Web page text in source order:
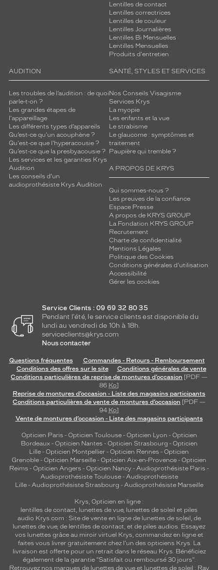
Lentilles de contact
Lentilles correctrices
Lentilles de couleur
Lentilles Journalières
Lentilles Bi Mensuelles
Lentilles Mensuelles
Produits d'entretien
AUDITION
Les troubles de l’audition : de quoi
parle-t-on ?
Les grandes étapes de
l'appareillage
Les différents types d’appareils
Qu’est-ce qu'un acouphène ?
Qu'est-ce que l'hyperacousie ?
Qu’est-ce que la presbyacousie ?
Les services et les garanties Krys
Audition
Les conseils d'un
audioprothésiste Krys Audition
SANTÉ, STYLES ET SERVICES
Nos Conseils Visagisme
Services Krys
La myopie
Les enfants et la vue
Le strabisme
Le glaucome : symptômes et
traitement
Paupière qui tremble ?
A PROPOS DE KRYS
Qui sommes-nous ?
Les preuves de la confiance
Espace Presse
A propos de KRYS GROUP
La Fondation KRYS GROUP
Recrutement
Charte de confidentialité
Mentions Légales
Politique des Cookies
Conditions générales d'utilisation
Accessibilité
Gérer les cookies
Service Clients : 09 69 32 80 35
Pendant l'été, le service clients est disponible du
lundi au vendredi de 10h à 18h.
serviceclients@krys.com
Nous contacter
Questions fréquentes
Commandes - Retours - Remboursement
Conditions des offres sur le site
Conditions générales de vente
Conditions particulières de reprise de montures d’occasion [PDF —
86 Ko]
Reprise de montures d’occasion - Liste des magasins participants
Conditions particulières de vente de montures d’occasion [PDF —
94 Ko]
Vente de montures d’occasion - Liste des magasins participants
Opticien Paris - Opticien Toulouse- Opticien Lyon - Opticien
Bordeaux- Opticien Nantes - Opticien Strasbourg - Opticien
Lille - Opticien Montpellier - Opticien Rennes - Opticien
Grenoble - Opticien Marseille - Opticien Aix-en-Provence - Opticien
Reims - Opticien Angers - Opticien Nancy - Audioprothésiste Paris -
Audioprothésiste Toulouse- Audioprothésiste
Lille- Audioprothésiste Strasbourg - Audioprothésiste Marseille
Krys, Opticien en ligne :
lentilles de contact, lunettes de vue, lunettes de soleil et piles
audio Krys.com : Site de vente en ligne de lunettes de soleil, de
lunettes de vue, de lentilles de contact, et de piles audios. Essayez
vos lunettes grâce au miroir virtuel Krys, commandez en ligne et
faites vous livrer gratuitement chez l'un des opticiens Krys. La
livraison est offerte pour un retrait dans le réseau Krys. Bénéficiez
également de la garantie "Satisfait ou remboursé 30 jours".
Retrouvez nos marques de lunettes de vue et lunettes de soleil : Ray